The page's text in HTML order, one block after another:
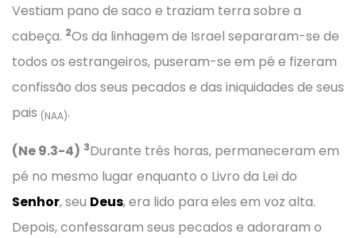
Vestiam pano de saco e traziam terra sobre a
cabeça. 2Os da linhagem de Israel separaram-se de
todos os estrangeiros, puseram-se em pé e fizeram
confissão dos seus pecados e das iniquidades de seus
pais (NAA).
(Ne 9.3-4) 3Durante três horas, permaneceram em
pé no mesmo lugar enquanto o Livro da Lei do
Senhor, seu Deus, era lido para eles em voz alta.
Depois, confessaram seus pecados e adoraram o